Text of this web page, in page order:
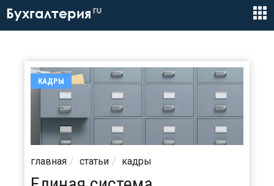
Бухгалтерия ru
КАДРЫ
главная статьи кадры